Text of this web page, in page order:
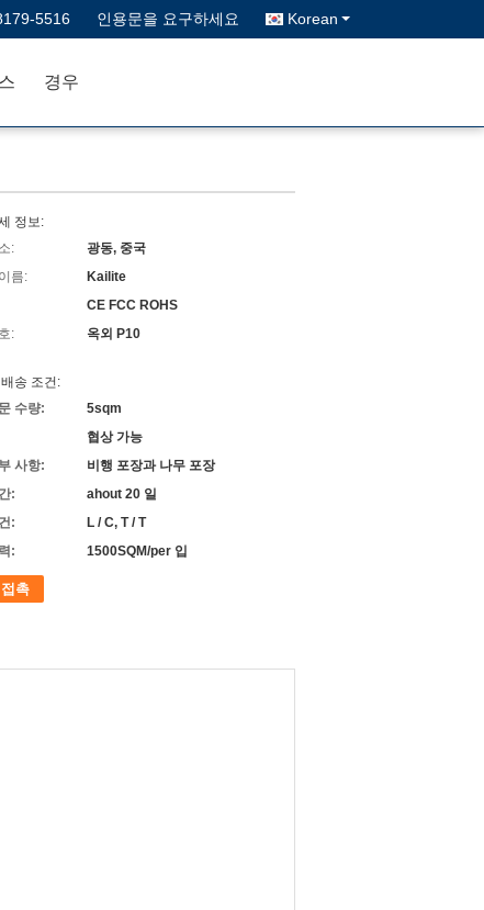
5516 인용문을 요구하세요 Korean
경우
정보:
:
광동, 중국
름:
Kailite
CE FCC ROHS
:
옥외 P10
송 조건:
수량:
5sqm
협상 가능
사항:
비행 포장과 나무 포장
:
ahout 20 일
:
L / C, T / T
:
1500SQM/per 입
접촉